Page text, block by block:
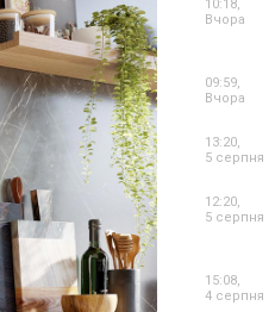
10:18,
Вчора
09:59,
Вчора
13:20,
5 серпня
12:20,
5 серпня
15:08,
4 серпня